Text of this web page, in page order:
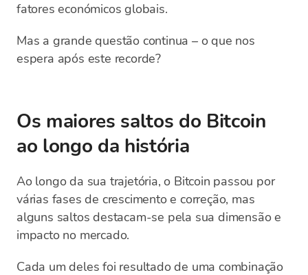
fatores económicos globais.
Mas a grande questão continua – o que nos
espera após este recorde?
Os maiores saltos do Bitcoin
ao longo da história
Ao longo da sua trajetória, o Bitcoin passou por
várias fases de crescimento e correção, mas
alguns saltos destacam-se pela sua dimensão e
impacto no mercado.
Cada um deles foi resultado de uma combinação